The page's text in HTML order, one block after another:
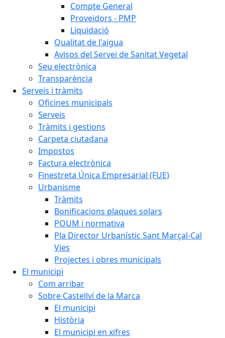
Compte General
Proveïdors - PMP
Liquidació
Qualitat de l'aigua
Avisos del Servei de Sanitat Vegetal
Seu electrònica
Transparència
Serveis i tràmits
Oficines municipals
Serveis
Tràmits i gestions
Carpeta ciutadana
Impostos
Factura electrònica
Finestreta Única Empresarial (FUE)
Urbanisme
Tràmits
Bonificacions plaques solars
POUM i normativa
Pla Director Urbanístic Sant Marçal-Cal
Vies
Projectes i obres municipals
El municipi
Com arribar
Sobre Castellví de la Marca
El municipi
Història
El municipi en xifres